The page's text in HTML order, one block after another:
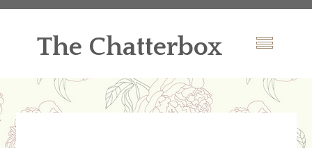
The Chatterbox